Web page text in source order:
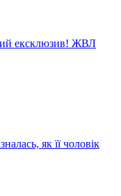
ексклюзив! ЖВЛ
як її чоловік